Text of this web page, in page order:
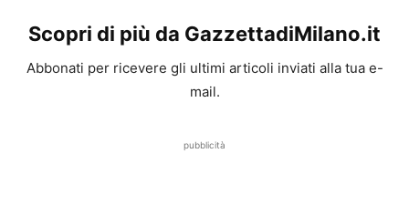
Scopri di più da GazzettadiMilano.it
Abbonati per ricevere gli ultimi articoli inviati alla tua e-
mail.
pubblicità